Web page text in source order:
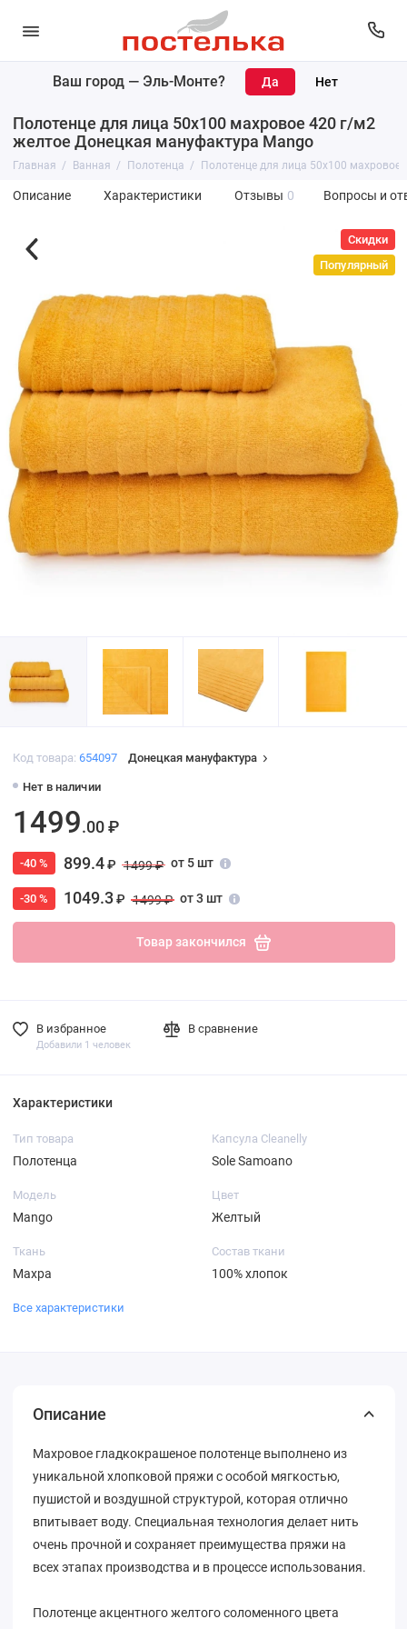
Ваш город — Эль-Монте?
Полотенце для лица 50х100 махровое 420 г/м2
желтое Донецкая мануфактура Mango
Главная Ванная Полотенца Полотенце для лица 50х100
Описание Характеристики Отзывы 0 Вопросы и
Скидки
Популярный
Код товара: 654097 Донецкая мануфактура
Нет в наличии
1499.00 ₽
-40 % 899.4₽ 1499 ₽ от 5 шт
-30 % 1049.3₽ 1499 ₽ от 3 шт
Товар закончился
В избранное
Добавили 1 человек
В сравнение
Характеристики
Тип товара
Полотенца
Капсула Cleanelly
Sole Samoano
Модель
Mango
Цвет
Желтый
Ткань
Махра
Состав ткани
100% хлопок
Все характеристики
Описание
Махровое гладкокрашеное полотенце выполнено из
уникальной хлопковой пряжи с особой мягкостью,
пушистой и воздушной структурой, которая отлично
впитывает воду. Специальная технология делает нить
очень прочной и сохраняет преимущества пряжи на
всех этапах производства и в процессе использования.
Полотенце акцентного желтого соломенного цвета